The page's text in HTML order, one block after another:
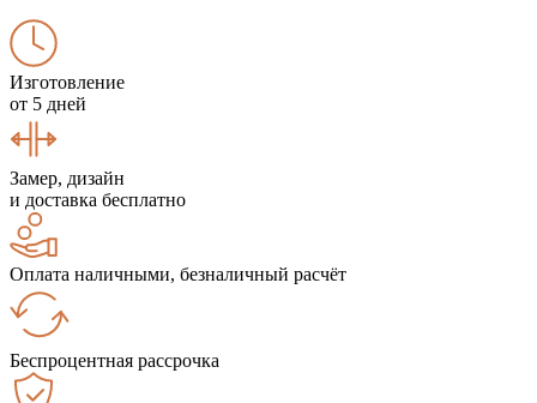
Изготовление
от 5 дней
Замер, дизайн
и доставка бесплатно
Оплата наличными, безналичный расчёт
Беспроцентная рассрочка